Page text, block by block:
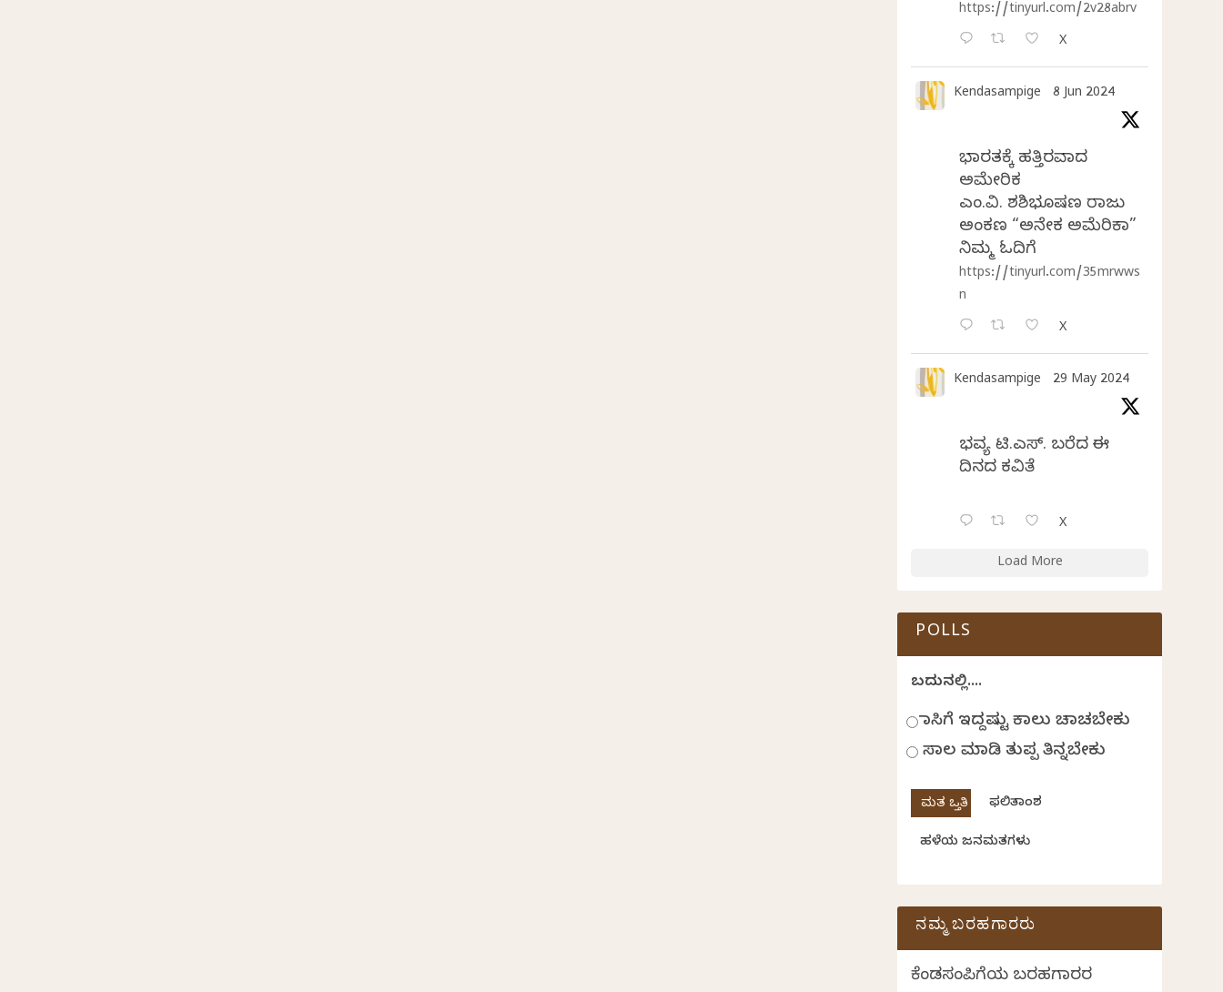
https://tinyurl.com/2v28abrv
X
Kendasampige 8 Jun 2024
ಭಾರತಕ್ಕೆ ಹತ್ತಿರವಾದ
ಅಮೇರಿಕ
ಎಂ.ವಿ. ಶಶಿಭೂಷಣ ರಾಜು
ಅಂಕಣ “ಅನೇಕ ಅಮೆರಿಕಾ”
ನಿಮ್ಮ ಓದಿಗೆ
https://tinyurl.com/35mrwws
n
X
Kendasampige 29 May 2024
ಭವ್ಯ ಟಿ.ಎಸ್. ಬರೆದ ಈ
ದಿನದ ಕವಿತೆ
X
Load More
POLLS
ಬದುಕಿನಲ್ಲಿ....
ಹಾಸಿಗೆ ಇದ್ದಷ್ಟು ಕಾಲು ಚಾಚಬೇಕು
ಸಾಲ ಮಾಡಿ ತುಪ್ಪ ತಿನ್ನಬೇಕು
ಫಲಿತಾಂಶ
ಹಳೆಯ ಜನಮತಗಳು
ನಮ್ಮ ಬರಹಗಾರರು
ಕೆಂಡಸಂಪಿಗೆಯ ಬರಹಗಾರರ